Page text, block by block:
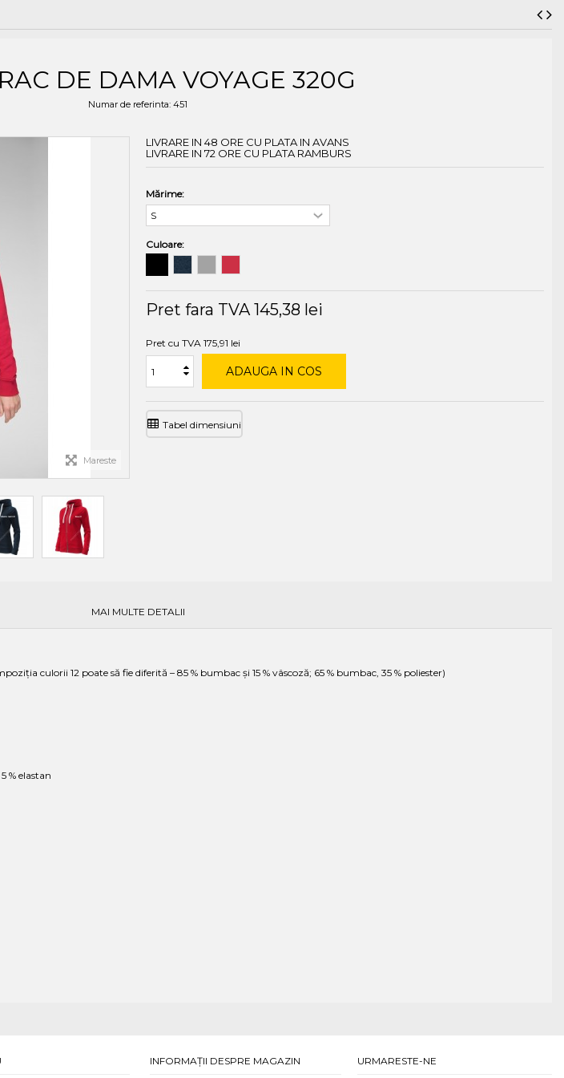
DE DAMA VOYAGE 320G
Numar de referinta: 451
Mareste
LIVRARE IN 48 ORE CU PLATA IN AVANS
LIVRARE IN 72 ORE CU PLATA RAMBURS
Mărime:
Culoare:
Pret fara TVA145,38 lei
Pret cu TVA 175,91 lei
ADAUGA IN COS
Tabel dimensiuni
MAI MULTE DETALII
culorii 12 poate să fie diferită – 85 % bumbac şi 15 % vâscoză; 65 % bumbac, 35 % poliester)
% elastan
INFORMAȚII DESPRE MAGAZIN URMARESTE-NE